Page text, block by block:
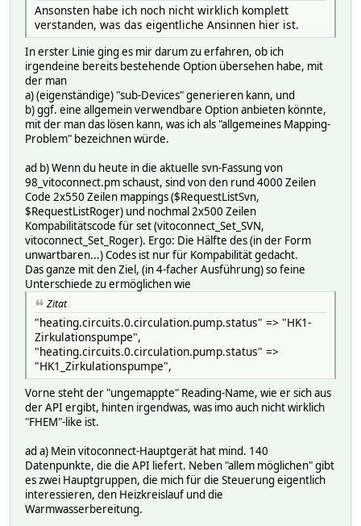
Ansonsten habe ich noch nicht wirklich komplett
verstanden, was das eigentliche Ansinnen hier ist.
In erster Linie ging es mir darum zu erfahren, ob ich
irgendeine bereits bestehende Option übersehen habe, mit
der man
a) (eigenständige) "sub-Devices" generieren kann, und
b) ggf. eine allgemein verwendbare Option anbieten könnte,
mit der man das lösen kann, was ich als "allgemeines Mapping-
Problem" bezeichnen würde.
ad b) Wenn du heute in die aktuelle svn-Fassung von
98_vitoconnect.pm schaust, sind von den rund 4000 Zeilen
Code 2x550 Zeilen mappings ($RequestListSvn,
$RequestListRoger) und nochmal 2x500 Zeilen
Kompabilitätscode für set (vitoconnect_Set_SVN,
vitoconnect_Set_Roger). Ergo: Die Hälfte des (in der Form
unwartbaren...) Codes ist nur für Kompabilität gedacht.
Das ganze mit den Ziel, (in 4-facher Ausführung) so feine
Unterschiede zu ermöglichen wie
Zitat
"heating.circuits.0.circulation.pump.status" => "HK1-
Zirkulationspumpe",
"heating.circuits.0.circulation.pump.status" =>
"HK1_Zirkulationspumpe",
Vorne steht der "ungemappte" Reading-Name, wie er sich aus
der API ergibt, hinten irgendwas, was imo auch nicht wirklich
"FHEM"-like ist.
ad a) Mein vitoconnect-Hauptgerät hat mind. 140
Datenpunkte, die die API liefert. Neben "allem möglichen" gibt
es zwei Hauptgruppen, die mich für die Steuerung eigentlich
interessieren, den Heizkreislauf und die
Warmwasserbereitung.